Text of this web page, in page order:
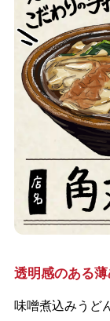
透明感のある
味噌煮込みうど